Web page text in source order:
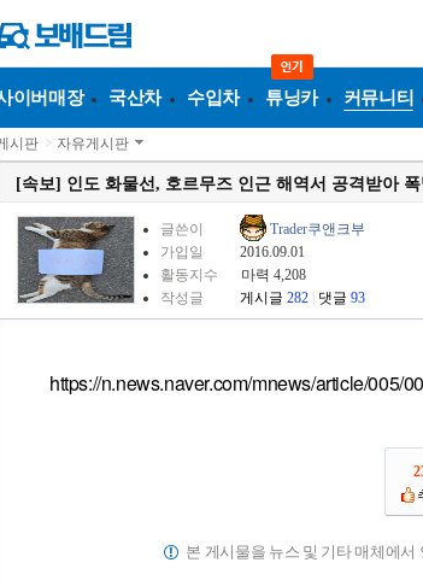
이버매장 국산차 수입차 튜닝카 커뮤니티
시판 > 자유게시판
[속보] 인도 화물선, 호르무즈 인근 해역서 공격받아
글쓴이
Trader쿠앤크부
가입일
2016.09.01
활동지수
마력 4,208
작성글
게시글 282 댓글 93
https://n.news.naver.com/mnews/article/005/
본 게시물을 뉴스 및 기타 매체에